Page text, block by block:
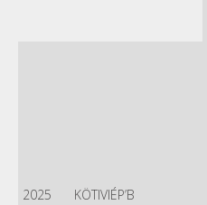
2025 KÖTIVIÉP’B